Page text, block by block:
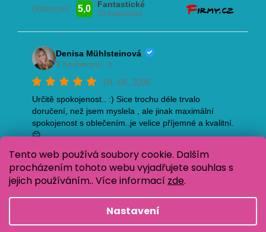
Tento web používá soubory cookie. Dalším
procházením tohoto webu vyjadřujete souhlas s
jejich používáním.. Více informací zde.
Nastavení